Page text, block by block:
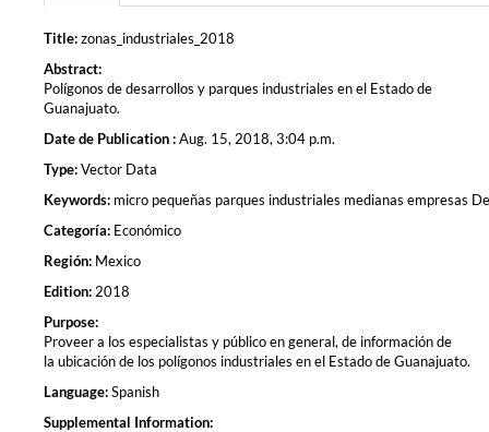
Title:zonas_industriales_2018
Abstract:
Polígonos de desarrollos y parques industriales en el Estado de
Guanajuato.
Date de Publication :Aug. 15, 2018, 3:04 p.m.
Type:Vector Data
Keywords: micro pequeñas parques industriales medianas empresas
Categoría: Económico
Región: Mexico
Edition: 2018
Purpose:
Proveer a los especialistas y público en general, de información de
la ubicación de los polígonos industriales en el Estado de Guanajuato.
Language:Spanish
Supplemental Information: